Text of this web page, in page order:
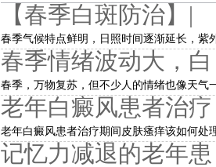
【春季白斑防治】|
春季气候特点鲜明，日照时间逐渐延长，紫
春季情绪波动大，白
春季，万物复苏，但不少人的情绪也像天气
老年白癜风患者治疗
老年白癜风患者治疗期间皮肤瘙痒该如何处
记忆力减退的老年患